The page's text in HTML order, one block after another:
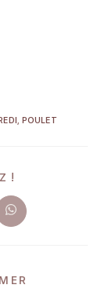
, POULET
!